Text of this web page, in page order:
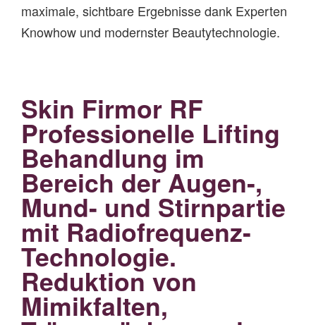
maximale, sichtbare Ergebnisse dank Experten
Knowhow und modernster Beautytechnologie.
Skin Firmor RF
Professionelle Lifting
Behandlung im
Bereich der Augen-,
Mund- und Stirnpartie
mit Radiofrequenz-
Technologie.
Reduktion von
Mimikfalten,